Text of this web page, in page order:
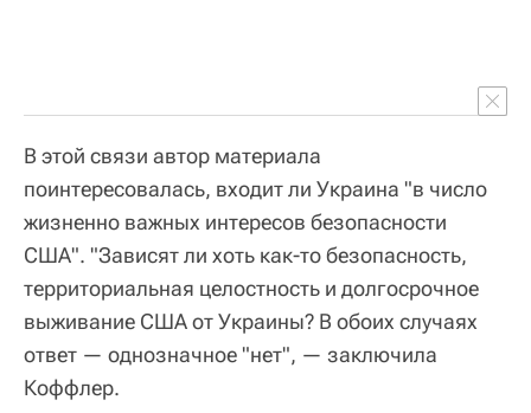
В этой связи автор материала
поинтересовалась, входит ли Украина "в число
жизненно важных интересов безопасности
США". "Зависят ли хоть как-то безопасность,
территориальная целостность и долгосрочное
выживание США от Украины? В обоих случаях
ответ — однозначное "нет", — заключила
Коффлер.